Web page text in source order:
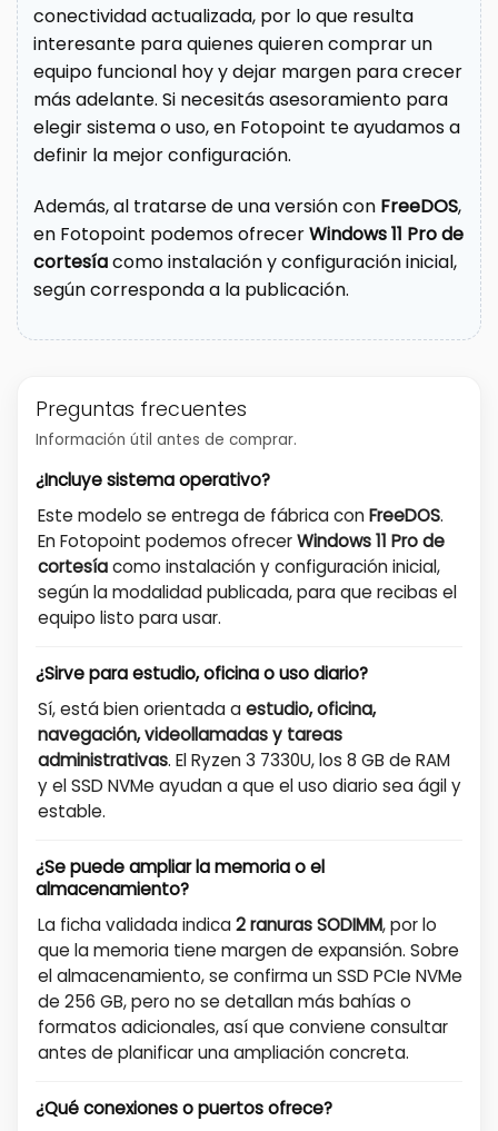
conectividad actualizada, por lo que resulta
interesante para quienes quieren comprar un
equipo funcional hoy y dejar margen para crecer
más adelante. Si necesitás asesoramiento para
elegir sistema o uso, en Fotopoint te ayudamos a
definir la mejor configuración.
Además, al tratarse de una versión con FreeDOS,
en Fotopoint podemos ofrecerWindows 11 Pro de
cortesíacomo instalación y configuración inicial,
según corresponda a la publicación.
Preguntas frecuentes
Información útil antes de comprar.
¿Incluye sistema operativo?
Este modelo se entrega de fábrica conFreeDOS.
En Fotopoint podemos ofrecerWindows 11 Pro de
cortesíacomo instalación y configuración inicial,
según la modalidad publicada, para que recibas el
equipo listo para usar.
¿Sirve para estudio, oficina o uso diario?
Sí, está bien orientada aestudio, oficina,
navegación, videollamadas y tareas
administrativas. El Ryzen 3 7330U, los 8 GB de RAM
y el SSD NVMe ayudan a que el uso diario sea ágil y
estable.
¿Se puede ampliar la memoria o el
almacenamiento?
La ficha validada indica2 ranuras SODIMM, por lo
que la memoria tiene margen de expansión. Sobre
el almacenamiento, se confirma un SSD PCIe NVMe
de 256 GB, pero no se detallan más bahías o
formatos adicionales, así que conviene consultar
antes de planificar una ampliación concreta.
¿Qué conexiones o puertos ofrece?